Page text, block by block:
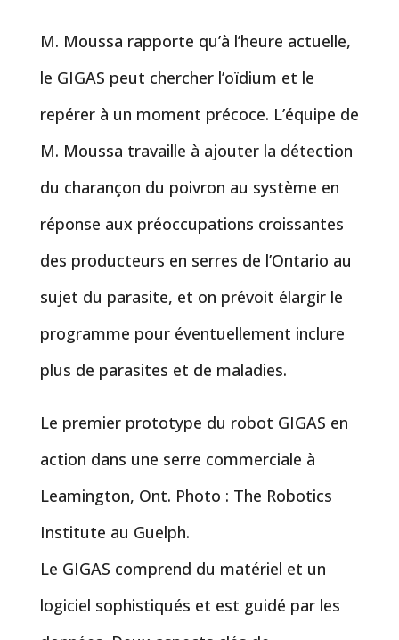
M. Moussa rapporte qu’à l’heure actuelle,
le GIGAS peut chercher l’oïdium et le
repérer à un moment précoce. L’équipe de
M. Moussa travaille à ajouter la détection
du charançon du poivron au système en
réponse aux préoccupations croissantes
des producteurs en serres de l’Ontario au
sujet du parasite, et on prévoit élargir le
programme pour éventuellement inclure
plus de parasites et de maladies.
Le premier prototype du robot GIGAS en
action dans une serre commerciale à
Leamington, Ont. Photo : The Robotics
Institute au Guelph.
Le GIGAS comprend du matériel et un
logiciel sophistiqués et est guidé par les